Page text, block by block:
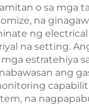
o sa mga
na
ng
na setting.
estratehiya
ang
na